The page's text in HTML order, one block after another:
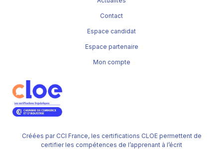
Créées par CCI France, les certifications CLOE permettent de
certifier les compétences de l’apprenant à l’écrit
Contact
Espace candidat
Espace partenaire
Mon compte